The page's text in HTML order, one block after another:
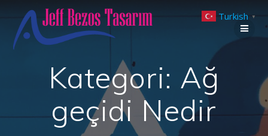
to
Kategori: Ağ
geçidi Nedir
Turkish ▼